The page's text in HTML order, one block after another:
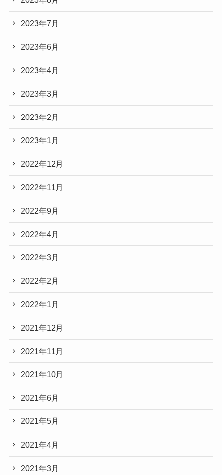
2023年7月
2023年6月
2023年4月
2023年3月
2023年2月
2023年1月
2022年12月
2022年11月
2022年9月
2022年4月
2022年3月
2022年2月
2022年1月
2021年12月
2021年11月
2021年10月
2021年6月
2021年5月
2021年4月
2021年3月